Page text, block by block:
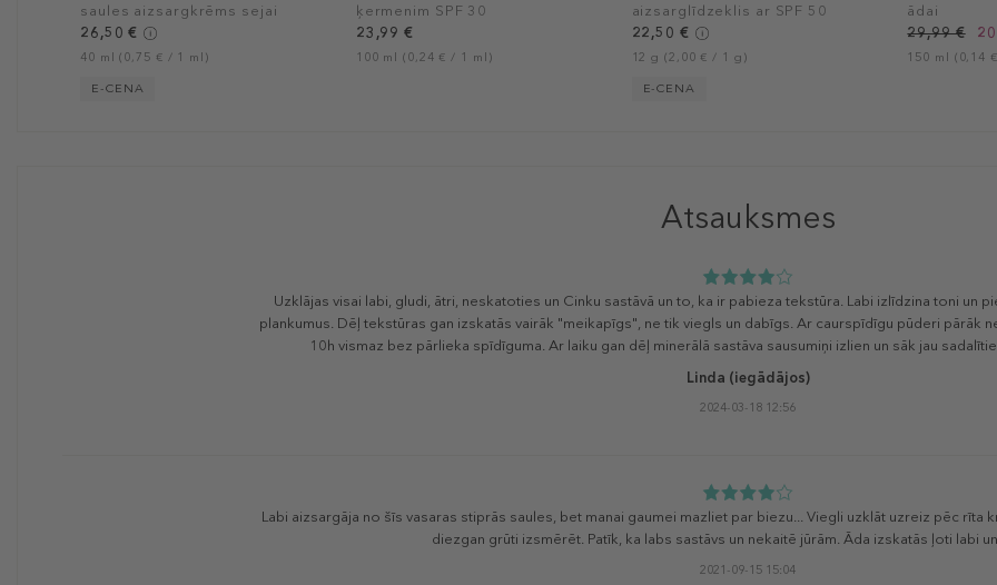
saules aizsargkrēms sejai
SPF 30
26,50 €
40 ml (0,75 € / 1 ml)
E-CENA
ķermenim SPF 30
23,99 €
100 ml (0,24 € / 1 ml)
aizsarglīdzeklis ar SPF 50
22,50 €
12 g (2,00 € / 1 g)
E-CENA
ādai
29,99 €
150 ml (0,14
Atsauksmes
Uzklājas visai labi, gludi, ātri, neskatoties un Cinku sastāvā un to, ka ir pabieza tekstūra. Labi izlīdzina toni un
plankumus. Dēļ tekstūras gan izskatās vairāk "meikapīgs", ne tik viegls un dabīgs. Ar caurspīdīgu pūderi pārāk
10h vismaz bez pārlieka spīdīguma. Ar laiku gan dēļ minerālā sastāva sausumiņi izlien un sāk jau
Linda (iegādājos)
2024-03-18 12:56
Labi aizsargāja no šīs vasaras stiprās saules, bet manai gaumei mazliet par biezu... Viegli uzklāt uzreiz pēc rīta
diezgan grūti izsmērēt. Patīk, ka labs sastāvs un nekaitē jūrām. Āda izskatās ļoti labi
2021-09-15 15:04